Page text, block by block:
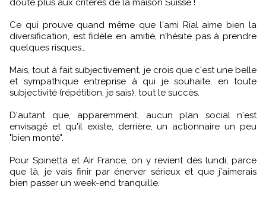
Ce qui prouve quand même que l'ami Rial aime bien la
diversification, est fidèle en amitié, n'hésite pas à prendre
quelques risques…
Mais, tout à fait subjectivement, je crois que c'est une belle
et sympathique entreprise à qui je souhaite, en toute
subjectivité (répétition, je sais), tout le succès.
D'autant que, apparemment, aucun plan social n'est
envisagé et qu'il existe, derrière, un actionnaire un peu
"bien monté".
Pour Spinetta et Air France, on y revient dès lundi, parce
que là, je vais finir par énerver sérieux et que j'aimerais
bien passer un week-end tranquille.